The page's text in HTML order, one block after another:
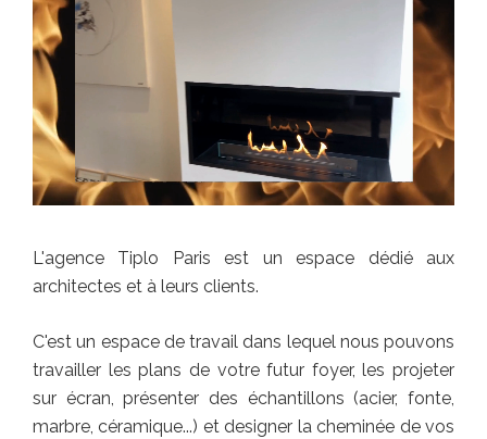
L'agence Tiplo Paris est un espace dédié aux
architectes et à leurs clients.
C'est un espace de travail dans lequel nous pouvons
travailler les plans de votre futur foyer, les projeter
sur écran, présenter des échantillons (acier, fonte,
marbre, céramique...) et designer la cheminée de vos